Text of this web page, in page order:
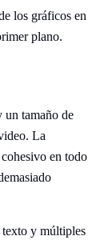
los gráficos en
plano.
un tamaño de
La
en todo